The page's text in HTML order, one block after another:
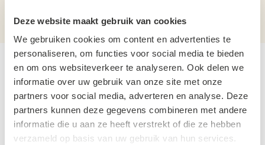
Deze website maakt gebruik van cookies
We gebruiken cookies om content en advertenties te
personaliseren, om functies voor social media te bieden
en om ons websiteverkeer te analyseren. Ook delen we
informatie over uw gebruik van onze site met onze
partners voor social media, adverteren en analyse. Deze
partners kunnen deze gegevens combineren met andere
informatie die u aan ze heeft verstrekt of die ze hebben
verzameld op basis van uw gebruik van hun services.
Alcoholpercentage 40%
Andere producten die mogelijk iets
voor u zijn!
Navigating through the elements of the carousel is possible
Press to skip carousel